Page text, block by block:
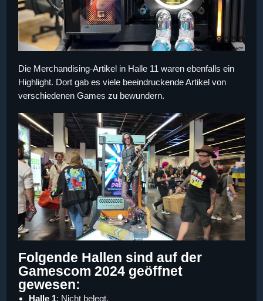
Die Merchandising-Artikel in Halle 11 waren ebenfalls ein
Highlight. Dort gab es viele beeindruckende Artikel von
verschiedenen Games zu bewundern.
Folgende Hallen sind auf der
Gamescom 2024 geöffnet
gewesen:
Halle 1: Nicht belegt.